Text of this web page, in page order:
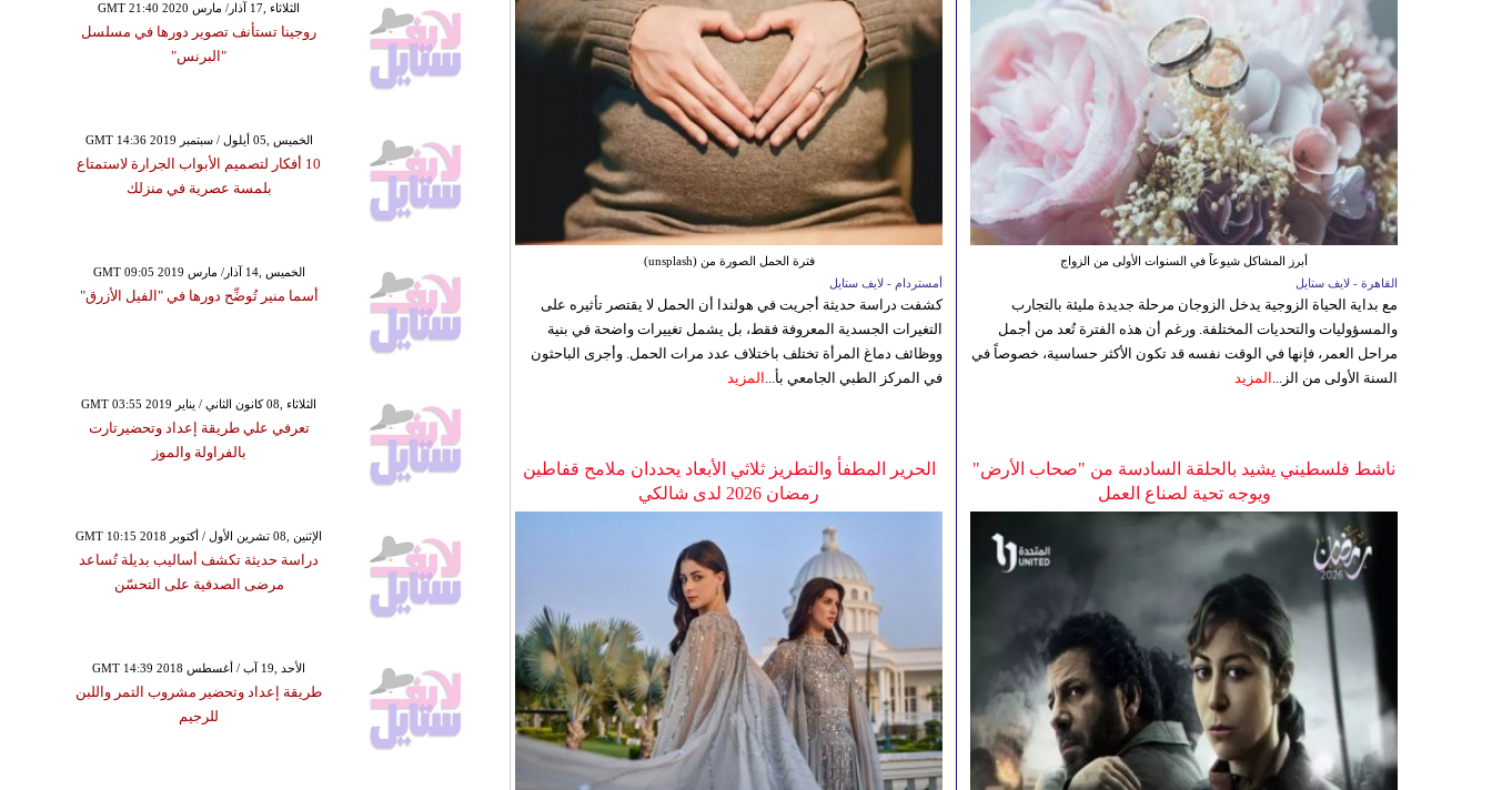
فترة الحمل الصورة من (unsplash)
أمستردام - لايف ستايل
كشفت دراسة حديثة أجريت في هولندا أن الحمل لا يقتصر تأثيره على
التغيرات الجسدية المعروفة فقط، بل يشمل تغييرات واضحة في بنية
ووظائف دماغ المرأة تختلف باختلاف عدد مرات الحمل. وأجرى الباحثون
في المركز الطبي الجامعي بأ... المزيد
أبرز المشاكل شيوعاً في السنوات الأولى من الزواج
القاهرة - لايف ستايل
مع بداية الحياة الزوجية يدخل الزوجان مرحلة جديدة مليئة بالتجارب
والمسؤوليات والتحديات المختلفة. ورغم أن هذه الفترة تُعد من أجمل
مراحل العمر، فإنها في الوقت نفسه قد تكون الأكثر حساسية، خصوصاً في
السنة الأولى من الز... المزيد
الحرير المطفأ والتطريز ثلاثي الأبعاد يحددان ملامح قفاطين
رمضان 2026 لدى شالكي
ناشط فلسطيني يشيد بالحلقة السادسة من "صحاب الأرض"
ويوجه تحية لصناع العمل
GMT 21:40 2020 الثلاثاء ,17 آذار/ مارس
روجينا تستأنف تصوير دورها في مسلسل
"البرنس"
GMT 14:36 2019 الخميس ,05 أيلول / سبتمبر
10 أفكار لتصميم الأبواب الجرارة لاستمتاع
بلمسة عصرية في منزلك
GMT 09:05 2019 الخميس ,14 آذار/ مارس
أسما منير تُوضِّح دورها في "الفيل الأزرق"
GMT 03:55 2019 الثلاثاء ,08 كانون الثاني / يناير
تعرفي علي طريقة إعداد وتحضيرتارت
بالفراولة والموز
GMT 10:15 2018 الإثنين ,08 تشرين الأول / أكتوبر
دراسة حديثة تكشف أساليب بديلة تُساعد
مرضى الصدفية على التحسّن
GMT 14:39 2018 الأحد ,19 آب / أغسطس
طريقة إعداد وتحضير مشروب التمر واللبن
للرجيم